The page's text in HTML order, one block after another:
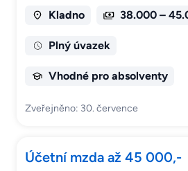
Kladno 38.000 –
Plný úvazek
Vhodné pro absolventy
Zveřejněno: 30. července
Účetní mzda až 45 000,-